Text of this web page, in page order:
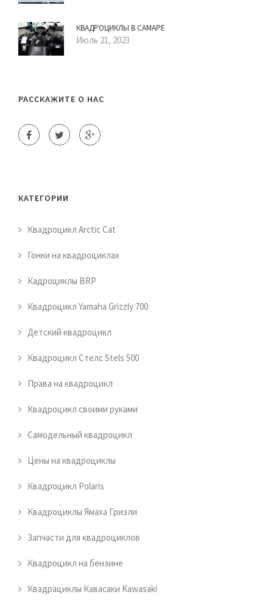
КВАДРОЦИКЛЫ В САМАРЕ
Июль 21, 2023
РАССКАЖИТЕ О НАС
КАТЕГОРИИ
Квадроцикл Arctic Cat
Гонки на квадроциклах
Кадроциклы BRP
Квадроцикл Yamaha Grizzly 700
Детский квадроцикл
Квадроцикл Стелс Stels 500
Права на квадроцикл
Квадроцикл своими руками
Самодельный квадроцикл
Цены на квадроциклы
Квадроцикл Polaris
Квадроциклы Ямаха Гризли
Запчасти для квадроциклов
Квадроцикл на бензине
Квадрациклы Кавасаки Kawasaki